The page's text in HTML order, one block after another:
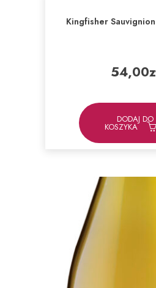
Kingfisher
54,00
DODAJ DO
KOSZYKA